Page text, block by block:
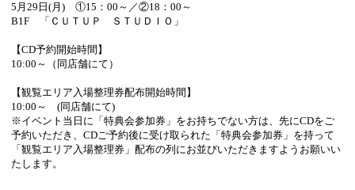
5 月 29 日 (月 ) ①15 ： 00 ～／②18 ： 00 ～
B1F 「ＣＵＴＵＰ ＳＴＵＤＩＯ」
【CD予約開始時間】
10:00 ～（同店舗にて）
【観覧エリア入場整理券配布開始時間】
10:00 ～ (同店舗にて)
※イベント当日に「特典会参加券」をお持ちでない方は、先にCDをご
予約いただき、 CDご予約後に受け取られた「特典会参加券」を持って
「観覧エリア入場整理券」配布の列にお並びいただきますようお願いい
たします。